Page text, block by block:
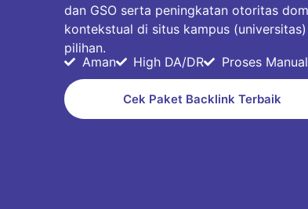
dan GSO serta peningkatan otoritas
kontekstual di situs kampus
pilihan.
Aman
High DA/DR Proses Manual
Cek Paket Backlink Terbaik